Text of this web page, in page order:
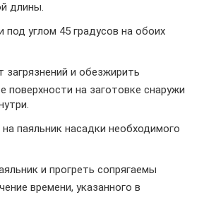
длины.
под углом 45 градусов на обоих
загрязнений и обезжирить
поверхности на заготовке снаружи
паяльник насадки необходимого
и прогреть сопрягаемы
времени, указанного в